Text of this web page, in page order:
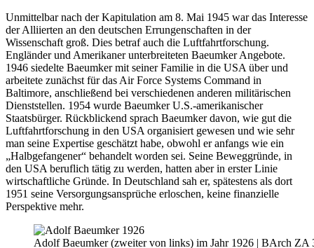
Unmittelbar nach der Kapitulation am 8. Mai 1945 war das Interesse
der Alliierten an den deutschen Errungenschaften in der
Wissenschaft groß. Dies betraf auch die Luftfahrtforschung.
Engländer und Amerikaner unterbreiteten Baeumker Angebote.
1946 siedelte Baeumker mit seiner Familie in die USA über und
arbeitete zunächst für das Air Force Systems Command in
Baltimore, anschließend bei verschiedenen anderen militärischen
Dienststellen. 1954 wurde Baeumker U.S.-amerikanischer
Staatsbürger. Rückblickend sprach Baeumker davon, wie gut die
Luftfahrtforschung in den USA organisiert gewesen und wie sehr
man seine Expertise geschätzt habe, obwohl er anfangs wie ein
„Halbgefangener“ behandelt worden sei. Seine Beweggründe, in
den USA beruflich tätig zu werden, hatten aber in erster Linie
wirtschaftliche Gründe. In Deutschland sah er, spätestens als dort
1951 seine Versorgungsansprüche erloschen, keine finanzielle
Perspektive mehr.
Adolf Baeumker (zweiter von links) im Jahr 1926 | BArch ZA